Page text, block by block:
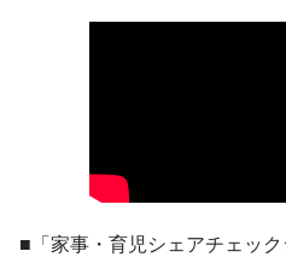
■「家事・育児シェアチェッ